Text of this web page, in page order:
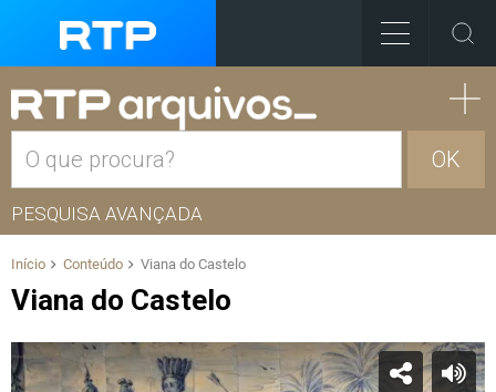
OK
PESQUISA AVANÇADA
Início Conteúdo Viana do Castelo
Viana do Castelo